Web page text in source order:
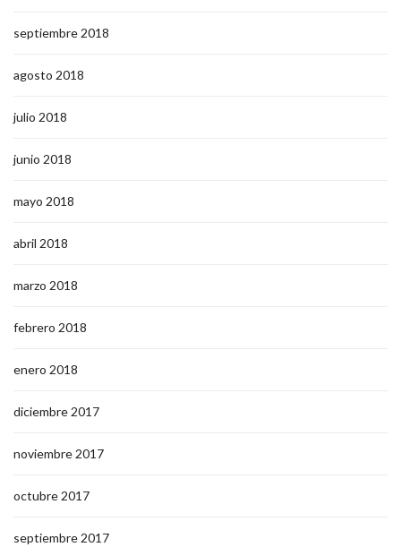
septiembre 2018
agosto 2018
julio 2018
junio 2018
mayo 2018
abril 2018
marzo 2018
febrero 2018
enero 2018
diciembre 2017
noviembre 2017
octubre 2017
septiembre 2017